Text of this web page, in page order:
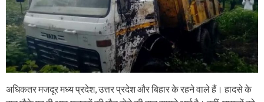
अधिकतर मजदूर मध्य प्रदेश, उत्तर प्रदेश और बिहार के रहने वाले हैं। हादसे के